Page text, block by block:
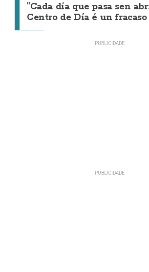
"Cada día que pasa sen
Centro de Día é un